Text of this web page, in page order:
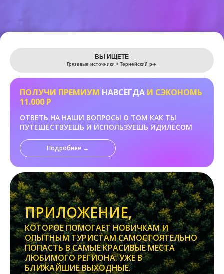
Leaflet
ВЫ ИЩЕТЕ
Грязевые источники • Тернейский р-н
ПОЛУЧИ ПРЕМИУМ НАВСЕГДА И СЭКОНОМЬ
11.000 Р
ОТВЕТЬ НА НАШИ ВОПРОСЫ О ТОМ КАК ТЫ
ПУТЕШЕСТВУЕШЬ И ИСПОЛЬЗУЕШЬ ИДИЛЕСОМ
Подробнее →
ПРИЛОЖЕНИЕ,
КОТОРОЕ ПОМОГАЕТ НОВИЧКАМ И
ОПЫТНЫМ ТУРИСТАМ САМОСТОЯТЕЛЬНО
ПОПАСТЬ В САМЫЕ КРАСИВЫЕ МЕСТА
ЛЮБИМОГО РЕГИОНА. УЖЕ В
БЛИЖАЙШИЕ ВЫХОДНЫЕ.